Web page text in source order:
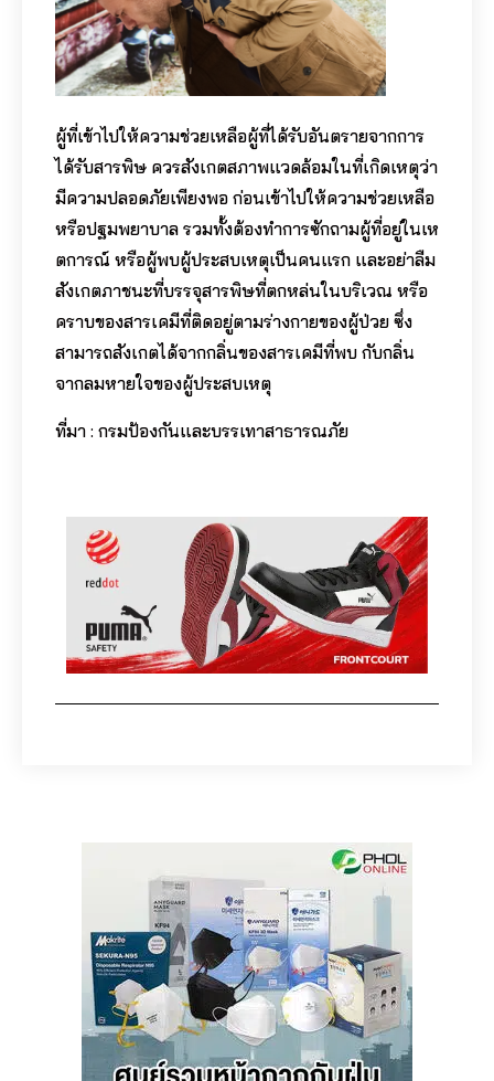
ผู้ที่เข้าไปให้ความช่วยเหลือผู้ที่ได้รับอันตรายจากการ
ได้รับสารพิษ ควรสังเกตสภาพแวดล้อมในที่เกิดเหตุว่า
มีความปลอดภัยเพียงพอ ก่อนเข้าไปให้ความช่วยเหลือ
หรือปฐมพยาบาล รวมทั้งต้องทำการซักถามผู้ที่อยู่ในเห
ตการณ์ หรือผู้พบผู้ประสบเหตุเป็นคนแรก และอย่าลืม
สังเกตภาชนะที่บรรจุสารพิษที่ตกหล่นในบริเวณ หรือ
คราบของสารเคมีที่ติดอยู่ตามร่างกายของผู้ป่วย ซึ่ง
สามารถสังเกตได้จากกลิ่นของสารเคมีที่พบ กับกลิ่น
จากลมหายใจของผู้ประสบเหตุ
ที่มา : กรมป้องกันและบรรเทาสาธารณภัย